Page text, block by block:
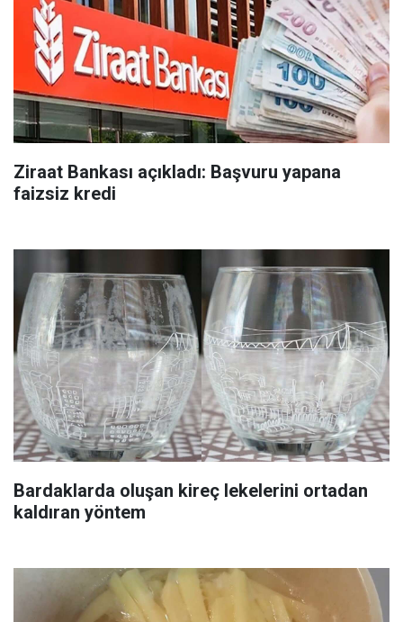
Ziraat Bankası açıkladı: Başvuru yapana
faizsiz kredi
Bardaklarda oluşan kireç lekelerini ortadan
kaldıran yöntem